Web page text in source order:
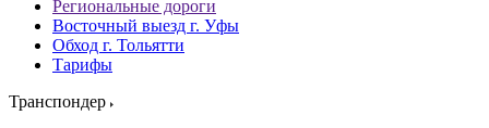
Региональные дороги
Восточный выезд г. Уфы
Обход г. Тольятти
Тарифы
Транспондер